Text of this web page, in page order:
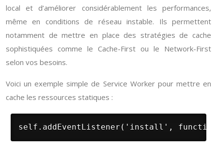
local et d’améliorer considérablement les performances,
même en conditions de réseau instable. Ils permettent
notamment de mettre en place des stratégies de cache
sophistiquées comme le Cache-First ou le Network-First
selon vos besoins.
Voici un exemple simple de Service Worker pour mettre en
cache les ressources statiques :
self.addEventListener('install',